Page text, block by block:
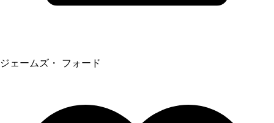
ジェームズ・ フォード